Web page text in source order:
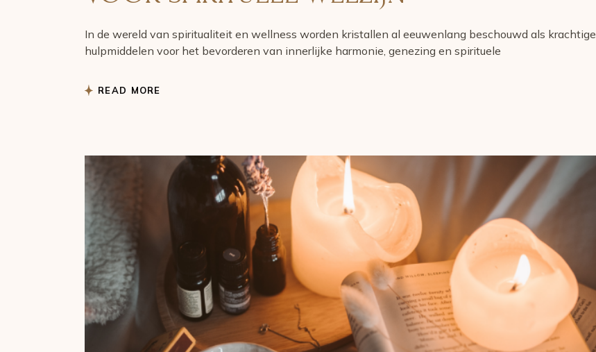
In de wereld van spiritualiteit en wellness worden kristallen al eeuwenlang beschouwd als krachtige
hulpmiddelen voor het bevorderen van innerlijke harmonie, genezing en spirituele
READ MORE